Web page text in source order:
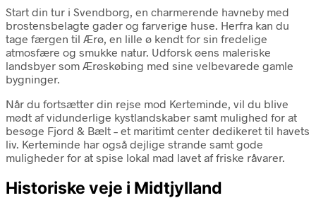
Start din tur i Svendborg, en charmerende havneby med
brostensbelagte gader og farverige huse. Herfra kan du
tage færgen til Ærø, en lille ø kendt for sin fredelige
atmosfære og smukke natur. Udforsk øens maleriske
landsbyer som Ærøskøbing med sine velbevarede gamle
bygninger.
Når du fortsætter din rejse mod Kerteminde, vil du blive
mødt af vidunderlige kystlandskaber samt mulighed for at
besøge Fjord & Bælt – et maritimt center dedikeret til havets
liv. Kerteminde har også dejlige strande samt gode
muligheder for at spise lokal mad lavet af friske råvarer.
Historiske veje i Midtjylland